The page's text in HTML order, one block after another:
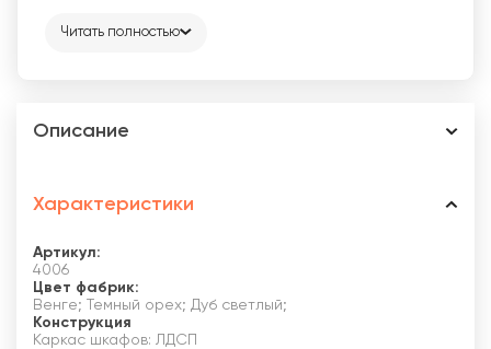
Читать полностью
Описание
Характеристики
Артикул:
4006
Цвет фабрик:
Венге; Темный орех; Дуб светлый;
Конструкция
Каркас шкафов: ЛДСП